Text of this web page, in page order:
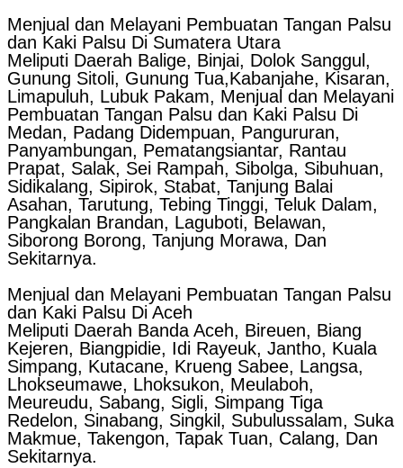
Menjual dan Melayani Pembuatan Tangan Palsu
dan Kaki Palsu Di Sumatera Utara
Meliputi Daerah Balige, Binjai, Dolok Sanggul,
Gunung Sitoli, Gunung Tua,Kabanjahe, Kisaran,
Limapuluh, Lubuk Pakam, Menjual dan Melayani
Pembuatan Tangan Palsu dan Kaki Palsu Di
Medan, Padang Didempuan, Pangururan,
Panyambungan, Pematangsiantar, Rantau
Prapat, Salak, Sei Rampah, Sibolga, Sibuhuan,
Sidikalang, Sipirok, Stabat, Tanjung Balai
Asahan, Tarutung, Tebing Tinggi, Teluk Dalam,
Pangkalan Brandan, Laguboti, Belawan,
Siborong Borong, Tanjung Morawa, Dan
Sekitarnya.
Menjual dan Melayani Pembuatan Tangan Palsu
dan Kaki Palsu Di Aceh
Meliputi Daerah Banda Aceh, Bireuen, Biang
Kejeren, Biangpidie, Idi Rayeuk, Jantho, Kuala
Simpang, Kutacane, Krueng Sabee, Langsa,
Lhokseumawe, Lhoksukon, Meulaboh,
Meureudu, Sabang, Sigli, Simpang Tiga
Redelon, Sinabang, Singkil, Subulussalam, Suka
Makmue, Takengon, Tapak Tuan, Calang, Dan
Sekitarnya.